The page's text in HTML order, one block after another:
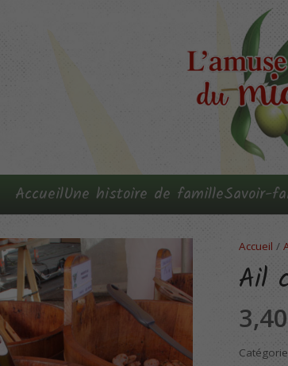
AccueilUne histoire de familleSavoir-
Accueil /
Ail
3,40